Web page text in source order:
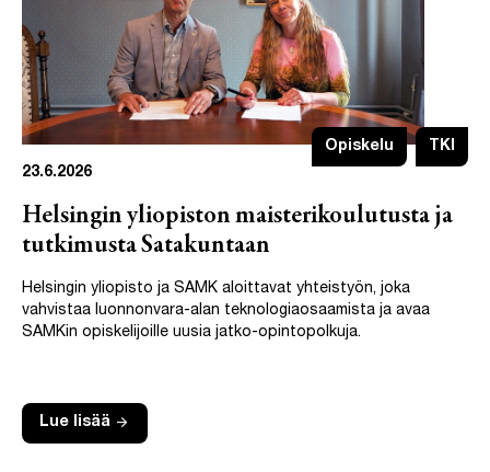
Opiskelu
TKI
23.6.2026
Helsingin yliopiston maisterikoulutusta ja
tutkimusta Satakuntaan
Helsingin yliopisto ja SAMK aloittavat yhteistyön, joka
vahvistaa luonnonvara-alan teknologiaosaamista ja avaa
SAMKin opiskelijoille uusia jatko-opintopolkuja.
Lue lisää arrow_forward